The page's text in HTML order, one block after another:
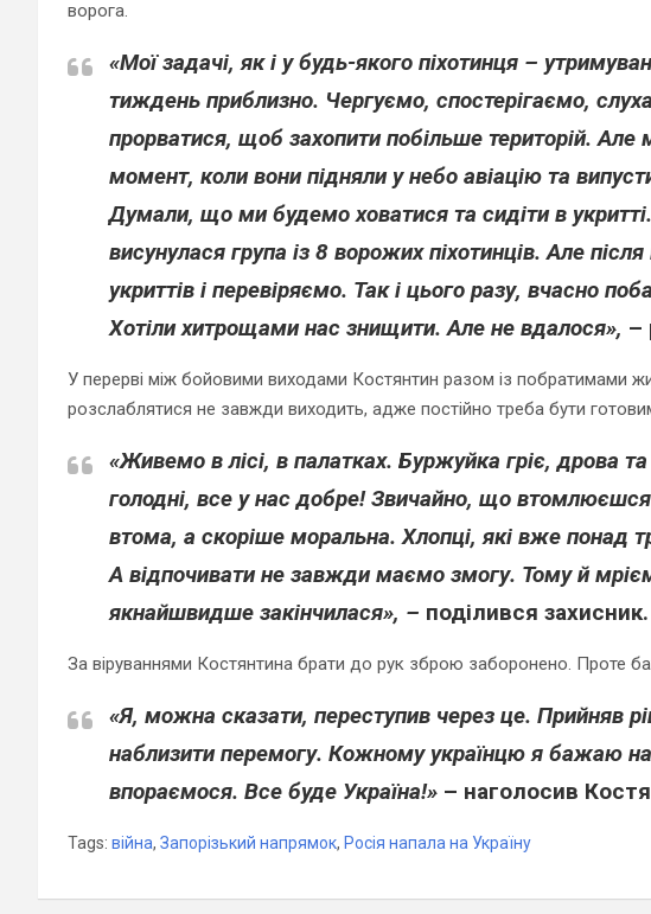
ворога.
«Мої задачі, як і у будь-якого піхотинця –
тиждень приблизно. Чергуємо, спостерігаємо,
прорватися, щоб захопити побільше територій.
момент, коли вони підняли у небо авіацію та
Думали, що ми будемо ховатися та сидіти в
висунулася група із 8 ворожих піхотинців. Але
укриттів і перевіряємо. Так і цього разу, вчасно
Хотіли хитрощами нас знищити. Але не вдалося», –
У перерві між бойовими виходами Костянтин разом із побратимами
розслаблятися не завжди виходить, адже постійно треба бути
«Живемо в лісі, в палатках. Буржуйка гріє, дрова
голодні, все у нас добре! Звичайно, що втомлюєшся
втома, а скоріше моральна. Хлопці, які вже понад
А відпочивати не завжди маємо змогу. Тому й
якнайшвидше закінчилася», – поділився захисник.
За віруваннями Костянтина брати до рук зброю заборонено. Проте
«Я, можна сказати, переступив через це. Прийняв
наблизити перемогу. Кожному українцю я бажаю
впораємося. Все буде Україна!» – наголосив
Tags: війна, Запорізький напрямок, Росія напала на Україну